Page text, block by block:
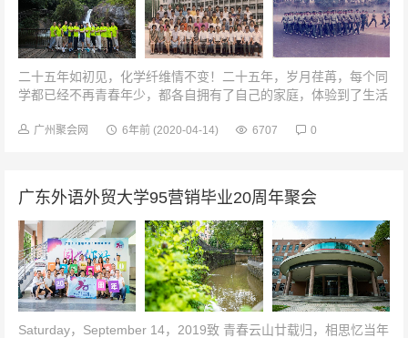
二十五年如初见，化学纤维情不变！二十五年，岁月荏苒，每个同
学都已经不再青春年少，都各自拥有了自己的家庭，体验到了生活
下一个美好的印象，一个美...
广州聚会网 6年前 (2020-04-14) 6707 0
广东外语外贸大学95营销毕业20周年聚会
Saturday，September 14，2019致 青春云山廿载归，相思忆当年